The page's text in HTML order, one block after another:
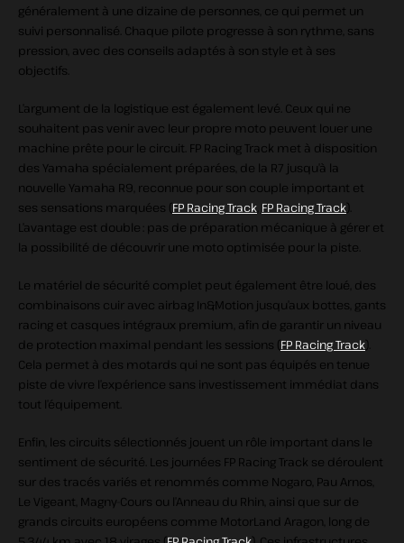
généralement à une dizaine de personnes, ce qui permet un
suivi personnalisé. Chaque pilote progresse à son rythme, sans
pression, avec des conseils adaptés à son style et à ses
objectifs.
L’argument de la logistique est également levé. Ceux qui ne
souhaitent pas venir avec leur propre moto peuvent louer une
machine prête pour le circuit. FP Racing Track met à disposition
des Yamaha spécialement préparées, de la R7 jusqu’à la
nouvelle Yamaha R9, reconnue pour son couple important et
ses sensations marquées (FP Racing Track FP Racing Track).
L’avantage est double : pas de préparation mécanique à gérer et
la possibilité de découvrir une moto optimisée pour la piste.
Le matériel de sécurité complet peut également être loué, des
combinaisons cuir avec airbag In&Motion jusqu’aux bottes, gants
racing et casques intégraux premium, afin de garantir un niveau
de protection maximal pendant les sessions (FP Racing Track).
Cela permet à des motards qui ne sont pas équipés en tenue
piste de vivre l’expérience sans investissement immédiat dans
tout l’équipement.
Enfin, les circuits sélectionnés jouent un rôle important dans le
sentiment de sécurité. Les journées FP Racing Track se déroulent
sur des tracés variés et renommés comme Nogaro, Pau Arnos,
Le Vigeant, Magny‑Cours ou l’Anneau du Rhin, ainsi que sur de
grands circuits européens comme MotorLand Aragon, long de